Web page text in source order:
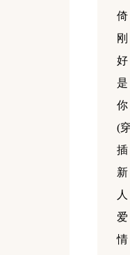
倚
刚
好
是
你
(穿
插
新
人
爱
情